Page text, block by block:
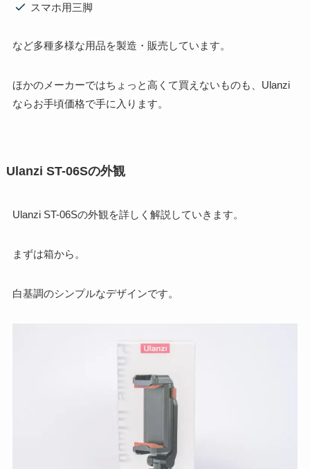
スマホ用三脚
など多種多様な用品を製造・販売しています。
ほかのメーカーではちょっと高くて買えないものも、Ulanzi
ならお手頃価格で手に入ります。
Ulanzi ST-06Sの外観
Ulanzi ST-06Sの外観を詳しく解説していきます。
まずは箱から。
白基調のシンプルなデザインです。